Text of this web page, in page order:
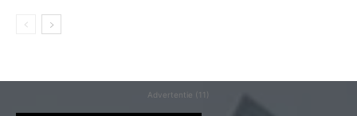
Advertentie (11)